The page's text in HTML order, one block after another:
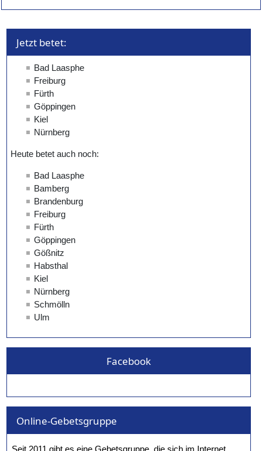
Jetzt betet:
Facebook
Online-Gebetsgruppe
Seit 2011 gibt es eine Gebetsgruppe, die sich im Internet